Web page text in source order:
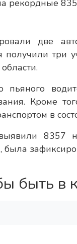
две
три
Кроме
в
8357
быть в